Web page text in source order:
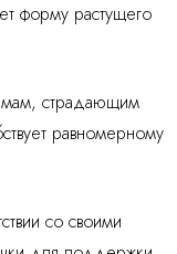
форму растущего
страдающим
равномерному
со своими